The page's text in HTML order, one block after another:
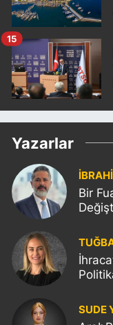
15
Yazarlar
Bir
SUDE